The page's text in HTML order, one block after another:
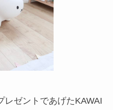
レゼントであげたKAWAI